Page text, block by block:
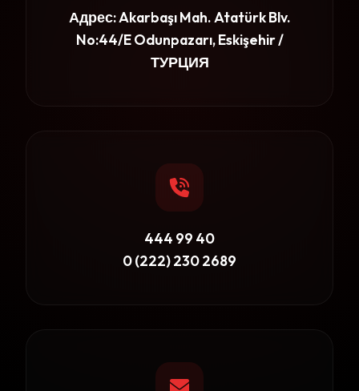
Адрес: Akarbaşı Mah. Atatürk Blv.
No:44/E Odunpazarı, Eskişehir /
ТУРЦИЯ
444 99 40
0 (222) 230 2689